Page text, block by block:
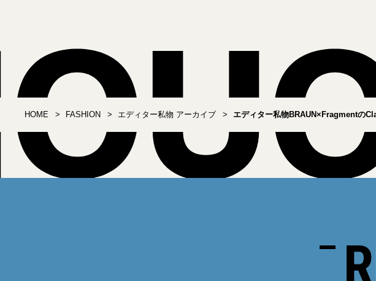
HOME FASHION エディター私物 アーカイブ エディター私物BRAUN×Fragmentの